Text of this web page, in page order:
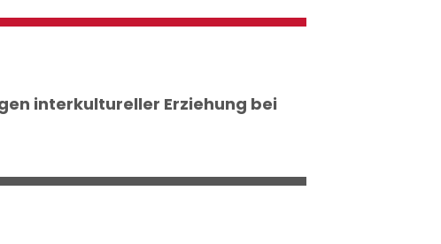
interkultureller Erziehung bei